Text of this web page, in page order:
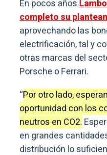
En pocos años
completo su
aprovechando las
electrificación, tal y
otras marcas del
Porsche o Ferrari.
“Por otro lado,
oportunidad con los
neutros en CO2.
en grandes
distribución lo